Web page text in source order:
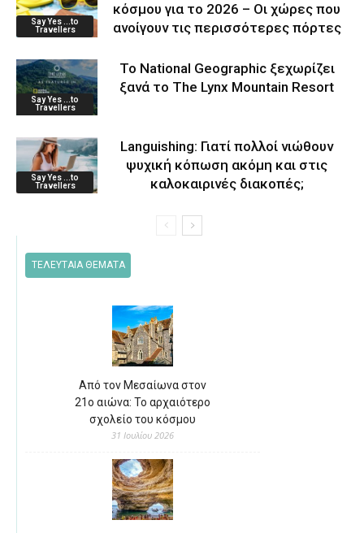
Say Yes ...to
Travellers
κόσμου για το 2026 – Οι χώρες που
ανοίγουν τις περισσότερες πόρτες
Say Yes ...to
Travellers
Το National Geographic ξεχωρίζει
ξανά το The Lynx Mountain Resort
Say Yes ...to
Travellers
Languishing: Γιατί πολλοί νιώθουν
ψυχική κόπωση ακόμη και στις
καλοκαιρινές διακοπές;
ΤΕΛΕΥΤΑΙΑ ΘΕΜΑΤΑ
Από τον Μεσαίωνα στον
21ο αιώνα: Το αρχαιότερο
σχολείο του κόσμου
31 Ιουλίου 2026